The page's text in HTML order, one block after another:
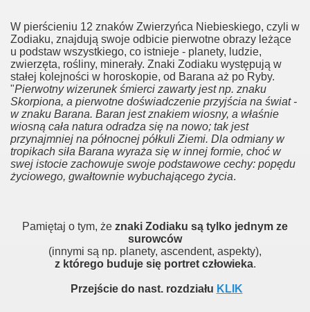
W pierścieniu 12 znaków Zwierzyńca Niebieskiego, czyli w
Zodiaku, znajdują swoje odbicie pierwotne obrazy leżące
u podstaw wszystkiego, co istnieje - planety, ludzie,
zwierzęta, rośliny, minerały. Znaki Zodiaku występują w
stałej kolejności w horoskopie, od Barana aż po Ryby.
"Pierwotny wizerunek śmierci zawarty jest np. znaku
Skorpiona, a pierwotne doświadczenie przyjścia na świat -
w znaku Barana. Baran jest znakiem wiosny, a właśnie
wiosną cała natura odradza się na nowo; tak jest
przynajmniej na północnej półkuli Ziemi. Dla odmiany w
tropikach siła Barana wyraża się w innej formie, choć w
swej istocie zachowuje swoje podstawowe cechy: popędu
życiowego, gwałtownie wybuchającego życia.
Pamiętaj o tym, że znaki Zodiaku są tylko jednym ze
surowców
(innymi są np. planety, ascendent, aspekty),
z którego buduje się portret człowieka.
Przejście do nast. rozdziału KLIK